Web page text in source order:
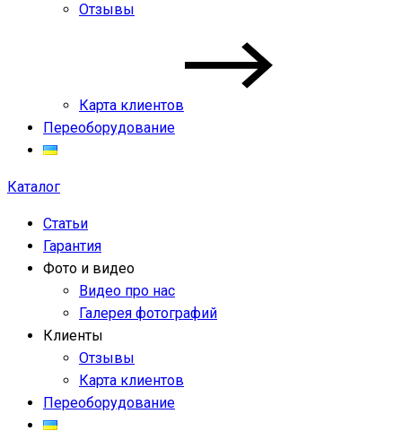
Отзывы
Карта клиентов
Переоборудование
Каталог
Статьи
Гарантия
Фото и видео
Видео про нас
Галерея фотографий
Клиенты
Отзывы
Карта клиентов
Переоборудование